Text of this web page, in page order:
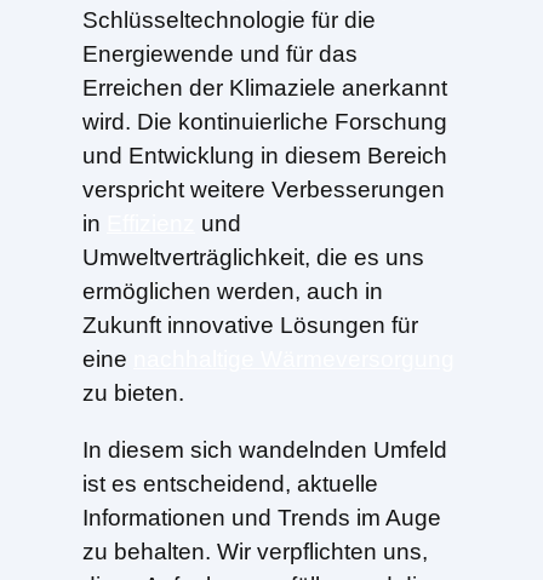
Schlüsseltechnologie für die
Energiewende und für das
Erreichen der Klimaziele anerkannt
wird. Die kontinuierliche Forschung
und Entwicklung in diesem Bereich
verspricht weitere Verbesserungen
in
und
Umweltverträglichkeit, die es uns
ermöglichen werden, auch in
Zukunft innovative Lösungen für
eine
zu bieten.
In diesem sich wandelnden Umfeld
ist es entscheidend, aktuelle
Informationen und Trends im Auge
zu behalten. Wir verpflichten uns,